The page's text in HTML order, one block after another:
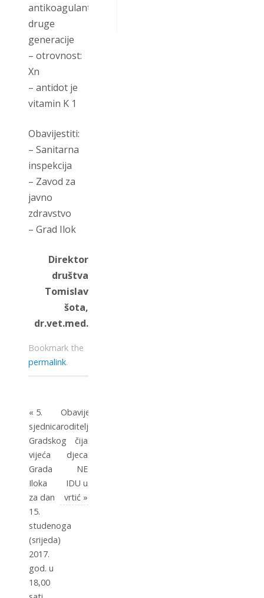
antikoagulant
druge
generacije
– otrovnost:
Xn
– antidot je
vitamin K 1
Obavijestiti:
– Sanitarna
inspekcija
– Zavod za
javno
zdravstvo
– Grad Ilok
Direktor
društva
Tomislav
šota,
dr.vet.med.
Bookmark the
permalink.
« 5.
sjednica
Gradskog
vijeća
Grada
Iloka
za dan
15.
studenoga
(srijeda)
2017.
god. u
18,00
Obavijest
roditeljima
čija
djeca
NE
IDU u
vrtić »